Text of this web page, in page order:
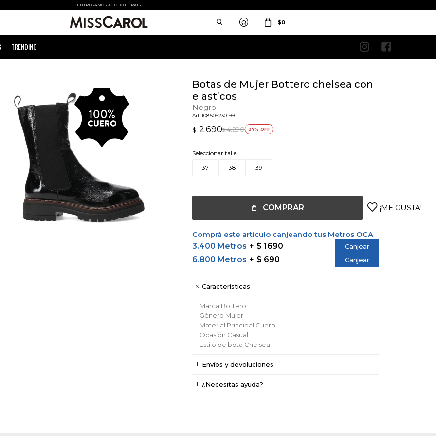
ENTREGAMOS A TODO EL PAIS
TRENDING
$0
 
Botas de Mujer Bottero chelsea con
elasticos
Negro
108.509230199
$ 2.690$ 4.290 37
Seleccionar talle
37
38 39
COMPRAR
Comprá este artículo canjeando tus Metros OCA
3.400 Metros
$ 1690 Canjear
6.800 Metros $ 690 Canjear
Características
Marca Bottero
Género Mujer
Material Principal Cuero
Ocasión Casual
Estilo de bota Chelsea
Envíos y devoluciones
¿Necesitas ayuda?